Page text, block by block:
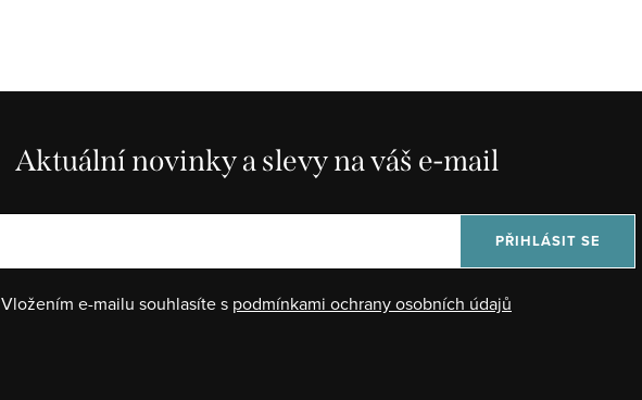
Aktuální novinky a slevy na váš e-mail
Vložením e-mailu souhlasíte s podmínkami ochrany osobních údajů
PŘIHLÁSIT SE